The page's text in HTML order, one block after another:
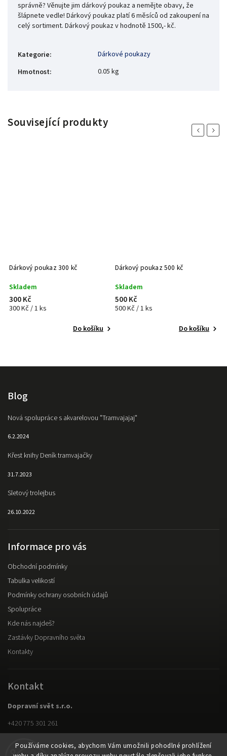
Používáme cookies, abychom Vám umožnili pohodlné prohlížení
správně? Věnujte jim dárkový poukaz a nemějte obavy, že
šlápnete vedle! Dárkový poukaz platí 6 měsíců od zakoupení na
celý sortiment. Dárkový poukaz v hodnotě 1500,- kč.
Kategorie:
Dárkové poukazy
Hmotnost: 0.05 kg
Související produkty
Previous
Dárkový poukaz 300 kč
Skladem
300 Kč
300 Kč / 1 ks
Do košíku
Dárkový poukaz 500 kč
Skladem
500 Kč
500 Kč / 1 ks
Do košíku
Next
Blog
Nová spolupráce s akvarelovou "Tramvajajaj"
6.2.2024
Křest knihy Deník tramvajačky
31.7.2023
Sletový trolejbus
26.10.2022
Informace pro vás
Obchodní podmínky
Tabulka velikostí
Podmínky ochrany osobních údajů
Spolupráce
Kde nás najdeš?
Zastávky Dopravního světa
Kontakty
Kontakt
Dopravní svět s.r.o.
+420 775 301 261
Instagram